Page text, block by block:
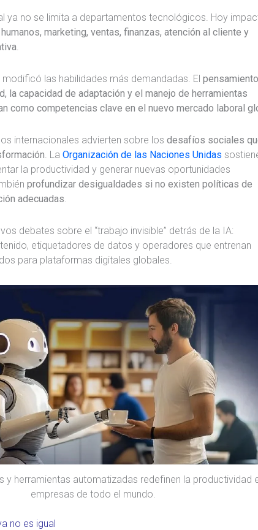
ya no se limita a departamentos tecnológicos. Hoy
marketing, ventas, finanzas, atención al cliente y
.
las habilidades más demandadas. El pensamiento
la capacidad de adaptación y el manejo de herramientas
como competencias clave en el nuevo mercado laboral
internacionales advierten sobre los desafíos sociales
. La Organización de las Naciones Unidas
la productividad y generar nuevas oportunidades
profundizar desigualdades si no existen políticas de
adecuadas.
debates sobre el “trabajo invisible” detrás de la IA:
etiquetadores de datos y operadores que entrenan
para plataformas digitales globales.
y herramientas automatizadas redefinen la productividad
empresas de todo el mundo.
no es igual